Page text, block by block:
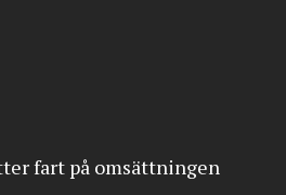
fart på omsättningen